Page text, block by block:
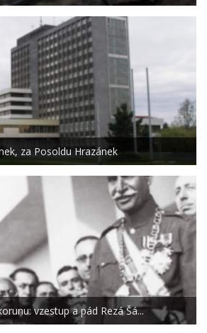
za Posoldu Hrazánek
vzestup a pád Rezá Šá...